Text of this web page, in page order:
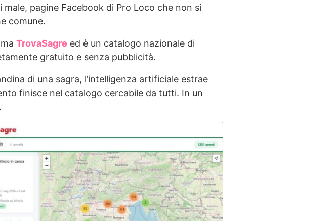
pagine Facebook di Pro Loco che non si
comune.
TrovaSagre ed è un catalogo nazionale di
gratuito e senza pubblicità.
di una sagra, l’intelligenza artificiale estrae
finisce nel catalogo cercabile da tutti. In un